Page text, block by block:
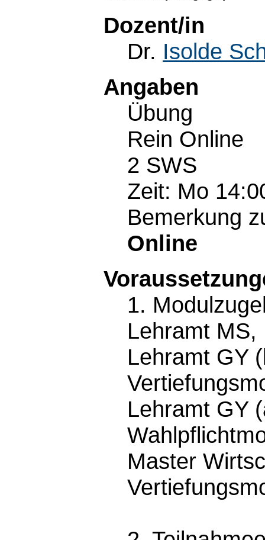
Dozent/in
Dr. Isolde
Angaben
Übung
Rein Online
2 SWS
Zeit: Mo
Bemerkung
Online
1.
Lehramt MS,
Lehramt GY
Lehramt GY
Master